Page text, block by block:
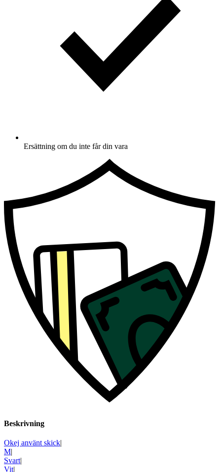
Ersättning om du inte får din vara
Beskrivning
Okej använt skick|
M|
Svart|
Vit|